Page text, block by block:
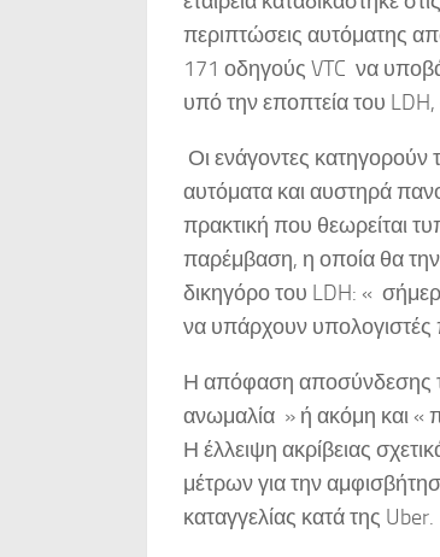
περιπτώσεις αυτόματης
171 οδηγούς VTC να
υπό την εποπτεία του LDH,
Οι ενάγοντες κατηγορούν
αυτόματα και αυστηρά
πρακτική που θεωρείται
παρέμβαση, η οποία θα
δικηγόρο του LDH: «
να υπάρχουν υπολογιστές
Η απόφαση αποσύνδεσης
ανωμαλία » ή ακόμη και «
Η έλλειψη ακρίβειας
μέτρων για την
καταγγελίας κατά της Uber.